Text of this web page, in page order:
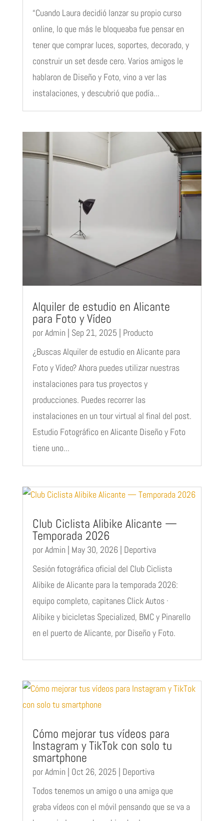
“Cuando Laura decidió lanzar su propio curso
online, lo que más le bloqueaba fue pensar en
tener que comprar luces, soportes, decorado, y
construir un set desde cero. Varios amigos le
hablaron de Diseño y Foto, vino a ver las
instalaciones, y descubrió que podía...
Alquiler de estudio en Alicante
para Foto y Vídeo
porAdmin | Sep 21, 2025 | Producto
¿Buscas Alquiler de estudio en Alicante para
Foto y Vídeo? Ahora puedes utilizar nuestras
instalaciones para tus proyectos y
producciones. Puedes recorrer las
instalaciones en un tour virtual al final del post.
Estudio Fotográfico en Alicante Diseño y Foto
tiene uno...
Club Ciclista Alibike Alicante —
Temporada 2026
porAdmin | May 30, 2026| Deportiva
Sesión fotográfica oficial del Club Ciclista
Alibike de Alicante para la temporada 2026:
equipo completo, capitanes Click Autos ·
Alibike y bicicletas Specialized, BMC y Pinarello
en el puerto de Alicante, por Diseño y Foto.
Cómo mejorar tus vídeos para
Instagram y TikTok con solo tu
smartphone
porAdmin | Oct 26, 2025 | Deportiva
Todos tenemos un amigo o una amiga que
graba vídeos con el móvil pensando que se va a